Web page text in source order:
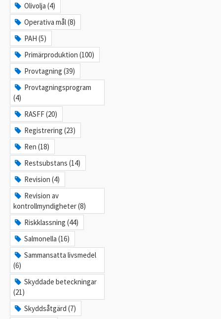
Olivolja (4)
Operativa mål (8)
PAH (5)
Primärproduktion (100)
Provtagning (39)
Provtagningsprogram
(4)
RASFF (20)
Registrering (23)
Ren (18)
Restsubstans (14)
Revision (4)
Revision av
kontrollmyndigheter (8)
Riskklassning (44)
Salmonella (16)
Sammansatta livsmedel
(6)
Skyddade beteckningar
(21)
Skyddsåtgärd (7)